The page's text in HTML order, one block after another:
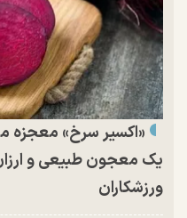
«اکسیر سرخ» معجزه
یک معجون طبیعی و
ورزشکاران